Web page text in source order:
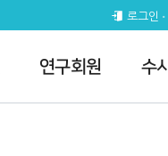
로그인
연구회원 수